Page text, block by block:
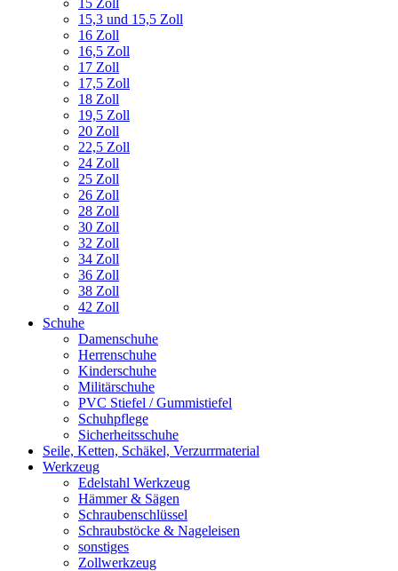
15 Zoll
15,3 und 15,5 Zoll
16 Zoll
16,5 Zoll
17 Zoll
17,5 Zoll
18 Zoll
19,5 Zoll
20 Zoll
22,5 Zoll
24 Zoll
25 Zoll
26 Zoll
28 Zoll
30 Zoll
32 Zoll
34 Zoll
36 Zoll
38 Zoll
42 Zoll
Schuhe
Damenschuhe
Herrenschuhe
Kinderschuhe
Militärschuhe
PVC Stiefel / Gummistiefel
Schuhpflege
Sicherheitsschuhe
Seile, Ketten, Schäkel, Verzurrmaterial
Werkzeug
Edelstahl Werkzeug
Hämmer & Sägen
Schraubenschlüssel
Schraubstöcke & Nageleisen
sonstiges
Zollwerkzeug